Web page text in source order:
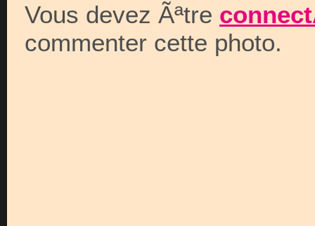
Vous devez Ãªtre
commenter cette photo.